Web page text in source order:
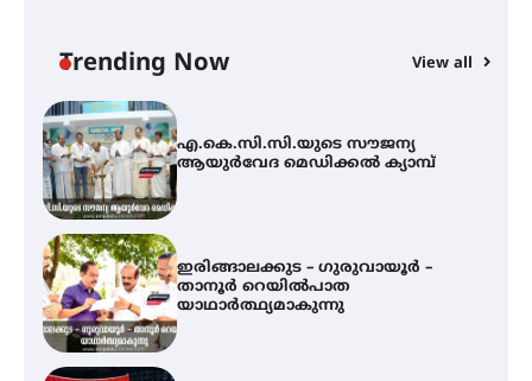
Trending Now View all
ഇരിങ്ങാലക്കുട – ഗുരുവായൂർ –
താനൂർ റെയിൽപാത
യാഥാർത്ഥ്യമാകുന്നു
തിരനോട്ടം ‘അരങ്ങ് 2026’ ഉണർന്നു